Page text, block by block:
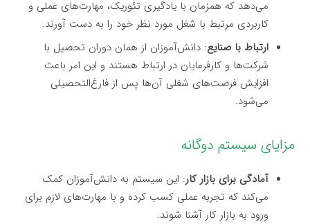
می‌دهد که همزمان با یادگیری تئوریک، مهارت‌های عملی و
کاربردی مرتبط با شغل مورد نظر خود را به دست آورند.
ارتباط با صنایع: دانش‌آموزان از همان دوران تحصیل با
شرکت‌ها و کارفرمایان در ارتباط هستند و این امر باعث
افزایش فرصت‌های شغلی آن‌ها پس از فارغ‌التحصیلی
می‌شود.
مزایای سیستم دوگانه
آمادگی برای بازار کار: این سیستم به دانش‌آموزان کمک
می‌کند که تجربه عملی کسب کرده و با مهارت‌های لازم برای
ورود به بازار کار آشنا شوند.